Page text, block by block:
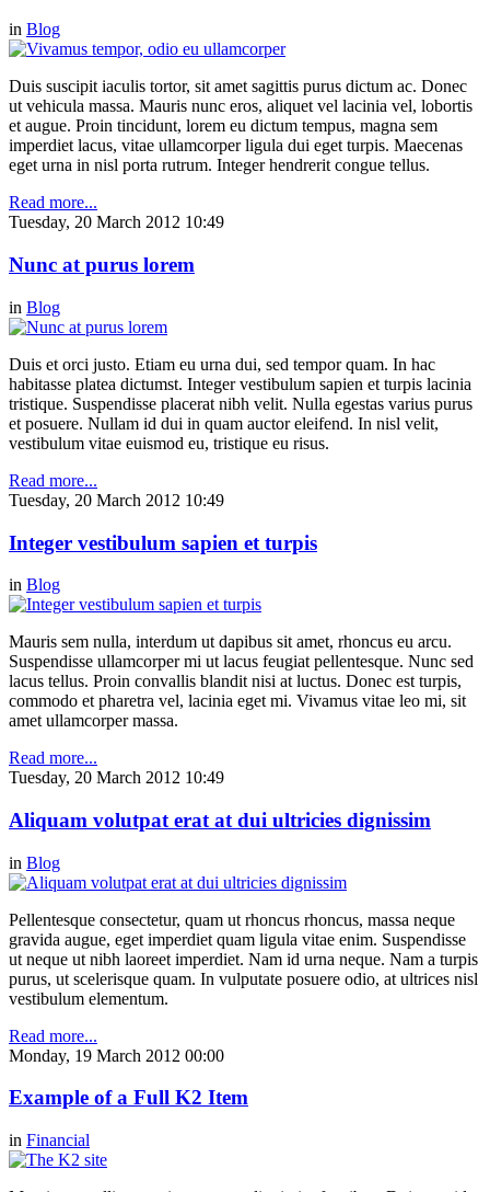
in Blog
Duis suscipit iaculis tortor, sit amet sagittis purus dictum ac. Donec
ut vehicula massa. Mauris nunc eros, aliquet vel lacinia vel, lobortis
et augue. Proin tincidunt, lorem eu dictum tempus, magna sem
imperdiet lacus, vitae ullamcorper ligula dui eget turpis. Maecenas
eget urna in nisl porta rutrum. Integer hendrerit congue tellus.
Read more...
Tuesday, 20 March 2012 10:49
Nunc at purus lorem
in Blog
Duis et orci justo. Etiam eu urna dui, sed tempor quam. In hac
habitasse platea dictumst. Integer vestibulum sapien et turpis lacinia
tristique. Suspendisse placerat nibh velit. Nulla egestas varius purus
et posuere. Nullam id dui in quam auctor eleifend. In nisl velit,
vestibulum vitae euismod eu, tristique eu risus.
Read more...
Tuesday, 20 March 2012 10:49
Integer vestibulum sapien et turpis
in Blog
Mauris sem nulla, interdum ut dapibus sit amet, rhoncus eu arcu.
Suspendisse ullamcorper mi ut lacus feugiat pellentesque. Nunc sed
lacus tellus. Proin convallis blandit nisi at luctus. Donec est turpis,
commodo et pharetra vel, lacinia eget mi. Vivamus vitae leo mi, sit
amet ullamcorper massa.
Read more...
Tuesday, 20 March 2012 10:49
Aliquam volutpat erat at dui ultricies dignissim
in Blog
Pellentesque consectetur, quam ut rhoncus rhoncus, massa neque
gravida augue, eget imperdiet quam ligula vitae enim. Suspendisse
ut neque ut nibh laoreet imperdiet. Nam id urna neque. Nam a turpis
purus, ut scelerisque quam. In vulputate posuere odio, at ultrices nisl
vestibulum elementum.
Read more...
Monday, 19 March 2012 00:00
Example of a Full K2 Item
in Financial